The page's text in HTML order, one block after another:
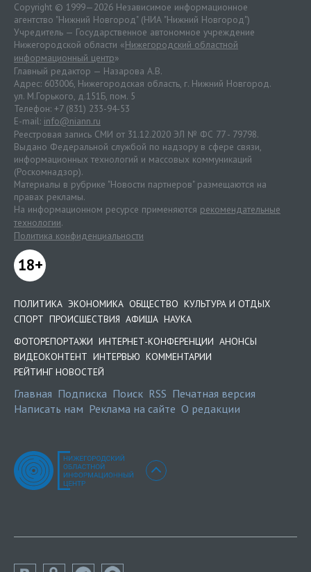
Copyright © 1999—2026 Независимое информационное
агентство "Нижний Новгород" (НИА "Нижний Новгород")
Учредитель — Государственное автономное учреждение
Нижегородской области «Нижегородский областной
информационный центр»
Главный редактор — Назарова А.В.
Адрес: 603006, Нижегородская область, г. Нижний Новгород.
ул. М.Горького, д.151Б, пом. 5
Телефон: +7 (831) 233-94-53
E-mail: info@niann.ru
Реестровая запись СМИ от 31.12.2020 ЭЛ № ФС 77 - 79798.
Выдано Федеральной службой по надзору в сфере связи,
информационных технологий и массовых коммуникаций
(Роскомнадзор).
Материалы в рубрике "Новости партнеров" размещаются на
правах рекламы.
На информационном ресурсе применяются рекомендательные
технологии.
Политика конфиденциальности
18+
ПОЛИТИКА ЭКОНОМИКА ОБЩЕСТВО КУЛЬТУРА И ОТДЫХ
СПОРТ ПРОИСШЕСТВИЯ АФИША НАУКА
ФОТОРЕПОРТАЖИ ИНТЕРНЕТ-КОНФЕРЕНЦИИ АНОНСЫ
ВИДЕОКОНТЕНТ ИНТЕРВЬЮ КОММЕНТАРИИ
РЕЙТИНГ НОВОСТЕЙ
Главная Подписка Поиск RSS Печатная версия
Написать нам Реклама на сайте О редакции